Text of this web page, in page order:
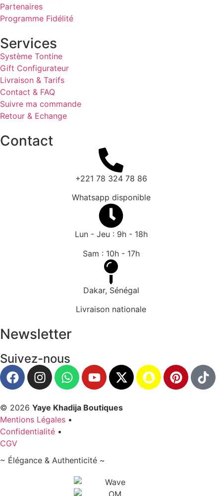
Partenaires
Programme Fidélité
Services
Système Tontine
Gift Configurateur
Livraison & Tarifs
Contact & FAQ
Suivre ma commande
Retour & Echange
Contact
+221 78 324 78 86
Whatsapp disponible
Lun - Jeu : 9h - 18h
Sam : 10h - 17h
Dakar, Sénégal
Livraison nationale
Newsletter
Suivez-nous
© 2026 Yaye Khadija Boutiques
Mentions Légales •
Confidentialité •
CGV
~ Élégance & Authenticité ~